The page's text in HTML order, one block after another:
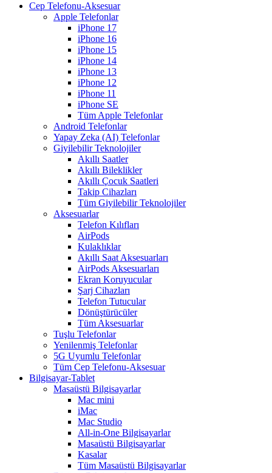
Cep Telefonu-Aksesuar
Apple Telefonlar
iPhone 17
iPhone 16
iPhone 15
iPhone 14
iPhone 13
iPhone 12
iPhone 11
iPhone SE
Tüm Apple Telefonlar
Android Telefonlar
Yapay Zeka (AI) Telefonlar
Giyilebilir Teknolojiler
Akıllı Saatler
Akıllı Bileklikler
Akıllı Çocuk Saatleri
Takip Cihazları
Tüm Giyilebilir Teknolojiler
Aksesuarlar
Telefon Kılıfları
AirPods
Kulaklıklar
Akıllı Saat Aksesuarları
AirPods Aksesuarları
Ekran Koruyucular
Şarj Cihazları
Telefon Tutucular
Dönüştürücüler
Tüm Aksesuarlar
Tuşlu Telefonlar
Yenilenmiş Telefonlar
5G Uyumlu Telefonlar
Tüm Cep Telefonu-Aksesuar
Bilgisayar-Tablet
Masaüstü Bilgisayarlar
Mac mini
iMac
Mac Studio
All-in-One Bilgisayarlar
Masaüstü Bilgisayarlar
Kasalar
Tüm Masaüstü Bilgisayarlar